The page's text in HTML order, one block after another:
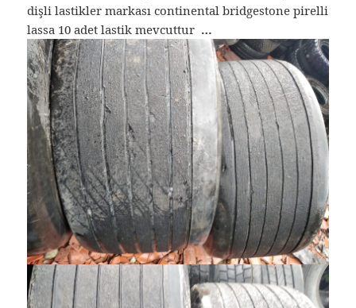
dişli lastikler markası continental bridgestone pirelli
lassa 10 adet lastik mevcuttur …